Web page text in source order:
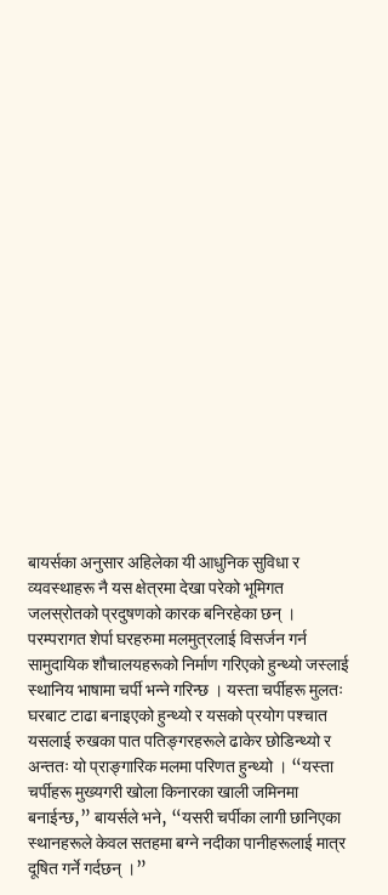
बायर्सका अनुसार अहिलेका यी आधुनिक सुविधा र
व्यवस्थाहरू नै यस क्षेत्रमा देखा परेको भूमिगत
जलस्रोतको प्रदुषणको कारक बनिरहेका छन् ।
परम्परागत शेर्पा घरहरुमा मलमुत्रलाई विसर्जन गर्न
सामुदायिक शौचालयहरूको निर्माण गरिएको हुन्थ्यो जस्लाई
स्थानिय भाषामा चर्पी भन्ने गरिन्छ । यस्ता चर्पीहरू मुलतः
घरबाट टाढा बनाइएको हुन्थ्यो र यसको प्रयोग पश्चात
यसलाई रुखका पात पतिङ्गरहरूले ढाकेर छोडिन्थ्यो र
अन्ततः यो प्राङ्गारिक मलमा परिणत हुन्थ्यो । “यस्ता
चर्पीहरू मुख्यगरी खोला किनारका खाली जमिनमा
बनाईन्छ,” बायर्सले भने, “यसरी चर्पीका लागी छानिएका
स्थानहरूले केवल सतहमा बग्ने नदीका पानीहरूलाई मात्र
दूषित गर्ने गर्दछन् ।”